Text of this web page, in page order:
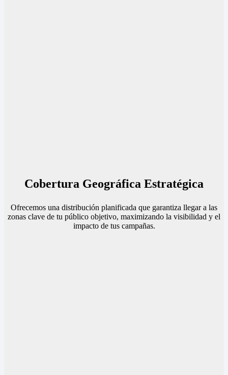
Cobertura Geográfica Estratégica
Ofrecemos una distribución planificada que garantiza llegar a las
zonas clave de tu público objetivo, maximizando la visibilidad y el
impacto de tus campañas.